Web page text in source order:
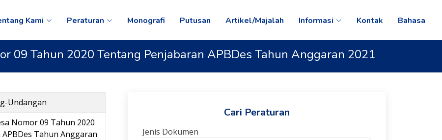
Kami Peraturan Monografi Putusan Artikel/Majalah Informasi Kontak Bahasa
09 Tahun 2020 Tentang Penjabaran APBDes Tahun Anggaran 2021
Undangan
Nomor 09 Tahun 2020
Tahun Anggaran
Cari Peraturan
Jenis Dokumen